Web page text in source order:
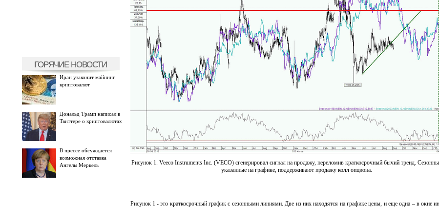
ГОРЯЧИЕ НОВОСТИ
Иран узаконит майнинг
криптовалют
Дональд Трамп написал в
Твиттере о криптовалютах
В прессе обсуждается
возможная отставка
Ангелы Меркель
Рисунок 1. Veeco Instruments Inc. (VECO) сгенерировал сигнал на продажу, переломив краткосрочный бычий тренд.
указанные на графике, поддерживают продажу колл опциона.
Рисунок 1 - это краткосрочный график с сезонными линиями. Две из них находятся на графике цены, и еще одна – в окне